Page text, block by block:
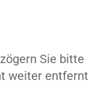
Sie bitte
weiter entfernt